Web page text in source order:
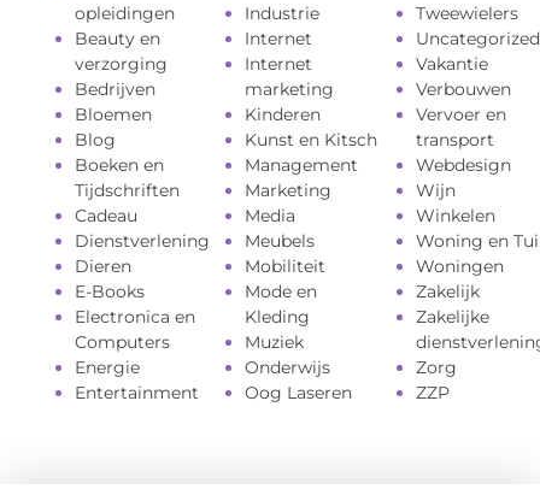
opleidingen
Beauty en
verzorging
Bedrijven
Bloemen
Blog
Boeken en
Tijdschriften
Cadeau
Dienstverlening
Dieren
E-Books
Electronica en
Computers
Energie
Entertainment
Industrie
Internet
Internet
marketing
Kinderen
Kunst en Kitsch
Management
Marketing
Media
Meubels
Mobiliteit
Mode en
Kleding
Muziek
Onderwijs
Oog Laseren
Tweewielers
Uncategorized
Vakantie
Verbouwen
Vervoer en
transport
Webdesign
Wijn
Winkelen
Woning en
Woningen
Zakelijk
Zakelijke
Zorg
ZZP